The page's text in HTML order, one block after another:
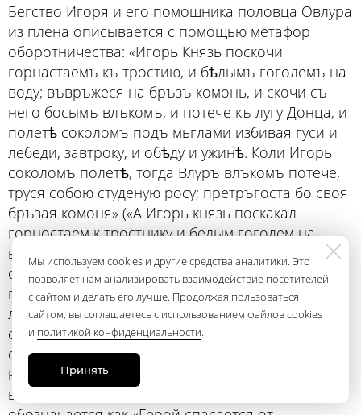
Бегство Игоря и его помощника половца Овлура
из плена описывается с помощью метафор
оборотничества: «Игорь Князь поскочи
горнастаемъ къ тростию, и бѣлымъ гоголемъ на
воду; въвръжеся на бръзъ комонь, и скочи съ
него босымъ влъкомъ, и потече къ лугу Донца, и
полетѣ соколомъ подъ мьглами избивая гуси и
лебеди, завтроку, и обѣду и ужинѣ. Коли Игорь
соколомъ полетѣ, тогда Влуръ влъкомъ потече,
труся собою студеную росу; претръгоста бо своя
бръзая комоня» («А Игорь князь поскакал
горностаем к тростнику и белым гоголем на
воду. Вскочил на борзого коня и соскочил с него
серым волком. И побежал к излучине Донца, и
полетел соколом под облаками, избивая гусей и
лебедей к завтраку, и обеду, и ужину. Коли Игорь
соколом полетел, тогда Овлур волком побежал,
стряхивая собою студеную росу: оба ведь
надорвали своих борзых коней»). Это мотив
волшебной сказки, который в фольклористике
Мы используем cookies и другие средства аналитики. Это
позволяет нам анализировать взаимодействие посетителей
с сайтом и делать его лучше. Продолжая пользоваться
сайтом, вы соглашаетесь с использованием файлов cookies
и политикой конфиденциальности.
Принять